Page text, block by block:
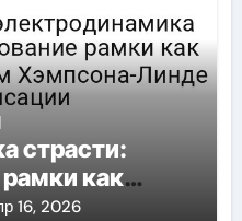
страсти:
как
Хэмпсона-
16, 2026